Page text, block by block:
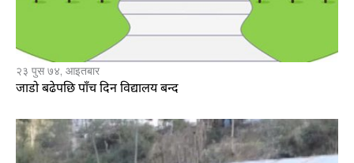
२३ पुस ७४, आइतबार
जाडो बढेपछि पाँच दिन विद्यालय बन्द